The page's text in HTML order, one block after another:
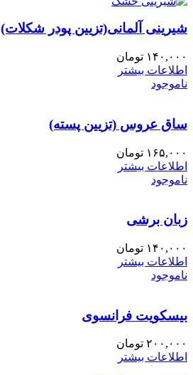
شیرینی آلمانی(تزیین پودر شکلات)
۱۴۰,۰۰۰ تومان
اطلاعات بیشتر
ناموجود
ساق عروس (تزیین پسته)
۱۶۵,۰۰۰ تومان
اطلاعات بیشتر
ناموجود
زبان برشی
۱۴۰,۰۰۰ تومان
اطلاعات بیشتر
ناموجود
بیسکویت فرانسوی
۲۰۰,۰۰۰ تومان
اطلاعات بیشتر